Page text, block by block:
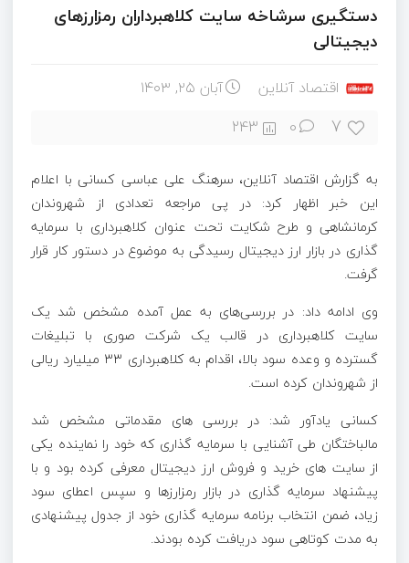
دستگیری سرشاخه سایت کلاهبرداران رمزارزهای
دیجیتالی
اقتصاد آنلاین آبان ۲۵, ۱۴۰۳
7
0
243
به گزارش اقتصاد آنلاین، سرهنگ علی عباسی کسانی با اعلام
این خبر اظهار کرد: در پی مراجعه تعدادی از شهروندان
کرمانشاهی و طرح شکایت تحت عنوان کلاهبرداری با سرمایه
گذاری در بازار ارز دیجیتال رسیدگی به موضوع در دستور کار قرار
گرفت.
وی ادامه داد: در بررسی‌های به عمل آمده مشخص شد یک
سایت کلاهبرداری در قالب یک شرکت صوری با تبلیغات
گسترده و وعده سود بالا، اقدام به کلاهبرداری ۳۳ میلیارد ریالی
از شهروندان کرده است.
کسانی یادآور شد: در بررسی های مقدماتی مشخص شد
مالباختگان طی آشنایی با سرمایه گذاری که خود را نماینده یکی
از سایت های خرید و فروش ارز دیجیتال معرفی کرده بود و با
پیشنهاد سرمایه گذاری در بازار رمزارزها و سپس اعطای سود
زیاد، ضمن انتخاب برنامه سرمایه گذاری خود از جدول پیشنهادی
به مدت کوتاهی سود دریافت کرده بودند.